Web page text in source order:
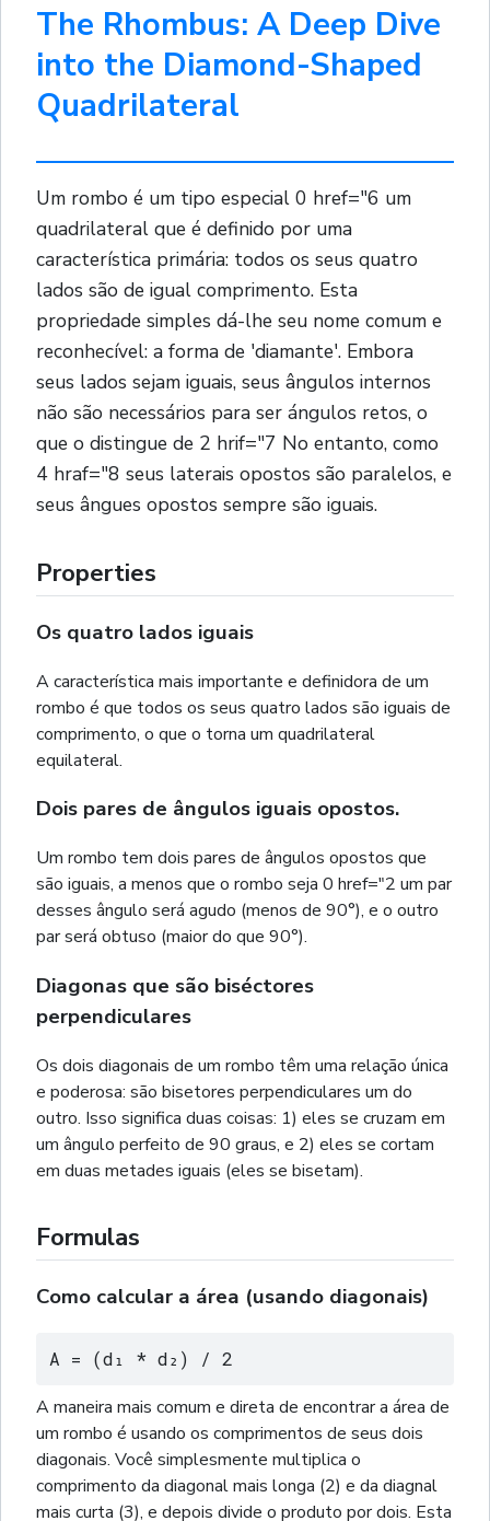
The Rhombus: A Deep Dive
into the Diamond-Shaped
Quadrilateral
Um rombo é um tipo especial 0 href="6 um
quadrilateral que é definido por uma
característica primária: todos os seus quatro
lados são de igual comprimento. Esta
propriedade simples dá-lhe seu nome comum e
reconhecível: a forma de 'diamante'. Embora
seus lados sejam iguais, seus ângulos internos
não são necessários para ser ángulos retos, o
que o distingue de 2 hrif="7 No entanto, como
4 hraf="8 seus laterais opostos são paralelos, e
seus ângues opostos sempre são iguais.
Properties
Os quatro lados iguais
A característica mais importante e definidora de um
rombo é que todos os seus quatro lados são iguais de
comprimento, o que o torna um quadrilateral
equilateral.
Dois pares de ângulos iguais opostos.
Um rombo tem dois pares de ângulos opostos que
são iguais, a menos que o rombo seja 0 href="2 um par
desses ângulo será agudo (menos de 90°), e o outro
par será obtuso (maior do que 90°).
Diagonas que são biséctores
perpendiculares
Os dois diagonais de um rombo têm uma relação única
e poderosa: são bisetores perpendiculares um do
outro. Isso significa duas coisas: 1) eles se cruzam em
um ângulo perfeito de 90 graus, e 2) eles se cortam
em duas metades iguais (eles se bisetam).
Formulas
Como calcular a área (usando diagonais)
A = (d₁ * d₂) / 2
A maneira mais comum e direta de encontrar a área de
um rombo é usando os comprimentos de seus dois
diagonais. Você simplesmente multiplica o
comprimento da diagonal mais longa (2) e da diagnal
mais curta (3), e depois divide o produto por dois. Esta